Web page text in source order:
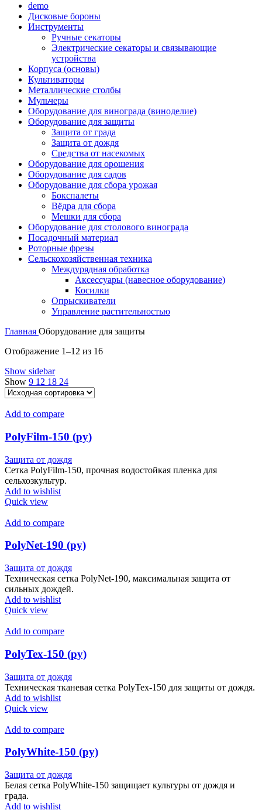
demo
Дисковые бороны
Инструменты
Ручные секаторы
Электрические секаторы и связывающие
устройства
Корпуса (основы)
Культиваторы
Металлические столбы
Мульчеры
Оборудование для винограда (виноделие)
Оборудование для защиты
Защита от града
Защита от дождя
Средства от насекомых
Оборудование для орошения
Оборудование для садов
Оборудование для сбора урожая
Бокспалеты
Вёдра для сбора
Мешки для сбора
Оборудование для столового винограда
Посадочный материал
Роторные фрезы
Сельскохозяйственная техника
Междурядная обработка
Аксессуары (навесное оборудование)
Косилки
Опрыскиватели
Управление растительностью
Главная Оборудование для защиты
Отображение 1–12 из 16
Show sidebar
Show 9 12 18 24
Add to compare
PolyFilm-150 (ру)
Защита от дождя
Сетка PolyFilm-150, прочная водостойкая пленка для
сельхозкультур.
Add to wishlist
Quick view
Add to compare
PolyNet-190 (ру)
Защита от дождя
Техническая сетка PolyNet-190, максимальная защита от
сильных дождей.
Add to wishlist
Quick view
Add to compare
PolyTex-150 (ру)
Защита от дождя
Техническая тканевая сетка PolyTex-150 для защиты от дождя.
Add to wishlist
Quick view
Add to compare
PolyWhite-150 (ру)
Защита от дождя
Белая сетка PolyWhite-150 защищает культуры от дождя и
града.
Add to wishlist